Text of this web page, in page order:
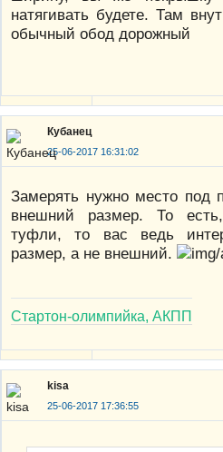
натягивать будете. Там
обычный обод дорожный
Кубанец
25-06-2017 16:31:02
Замерять нужно место под
внешний размер. То
туфли, то вас ведь
размер, а не внешний.
Стартон-олимпийка, АКПП
kisa
25-06-2017 17:36:55